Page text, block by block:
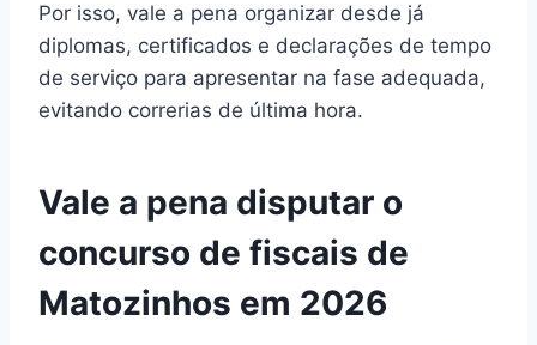
Por isso, vale a pena organizar desde já
diplomas, certificados e declarações de tempo
de serviço para apresentar na fase adequada,
evitando correrias de última hora.
Vale a pena disputar o
concurso de fiscais de
Matozinhos em 2026